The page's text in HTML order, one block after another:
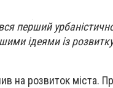
перший
ідеями із
на розвиток міста.